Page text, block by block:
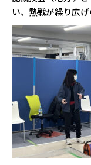
い、熱戦が繰り広げ